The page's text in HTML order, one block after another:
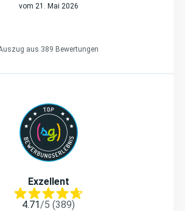
vom 21. Mai 2026
aus 389 Bewertungen
Exzellent
4.71/5 (389)